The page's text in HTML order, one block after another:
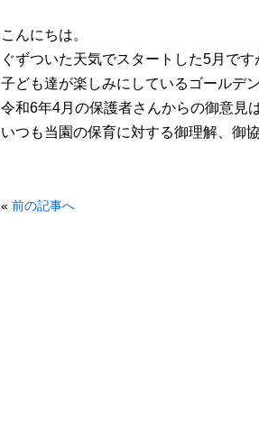
こんにちは。
ぐずついた天気でスタートした5月です
子ども達が楽しみにしているゴールデ
令和6年4月の保護者さんからの御意見
いつも当園の保育に対する御理解、御
« 前の記事へ